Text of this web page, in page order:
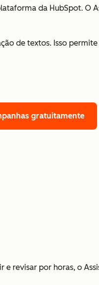
da HubSpot. O
de textos. Isso
gratuitamente
revisar por horas, o